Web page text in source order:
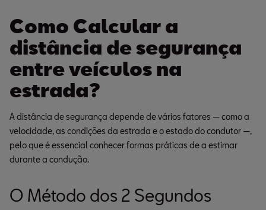
Como Calcular a
distância de segurança
entre veículos na
estrada?
A distância de segurança depende de vários fatores — como a
velocidade, as condições da estrada e o estado do condutor —,
pelo que é essencial conhecer formas práticas de a estimar
durante a condução.
O Método dos 2 Segundos